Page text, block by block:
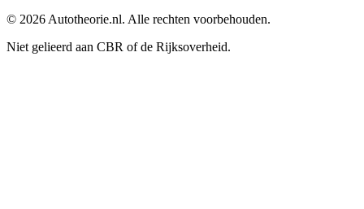
© 2026 Autotheorie.nl. Alle rechten voorbehouden.
Niet gelieerd aan CBR of de Rijksoverheid.